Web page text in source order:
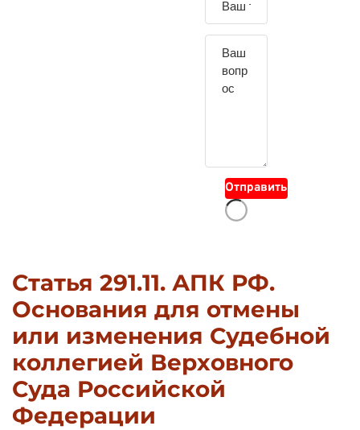
Отправить
Статья 291.11. АПК РФ.
Основания для отмены
или изменения Судебной
коллегией Верховного
Суда Российской
Федерации